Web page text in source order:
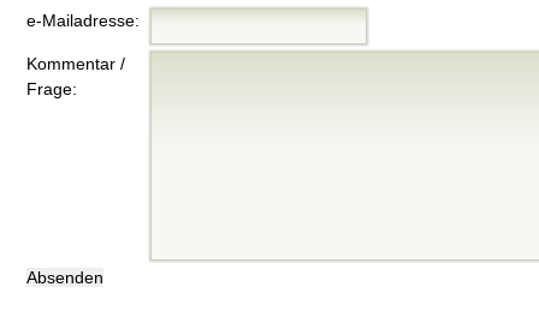
e-Mailadresse:
Kommentar /
Frage: